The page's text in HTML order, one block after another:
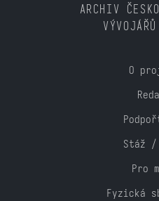
ARCHIV
O
Stáž /
Pro
Fyzická